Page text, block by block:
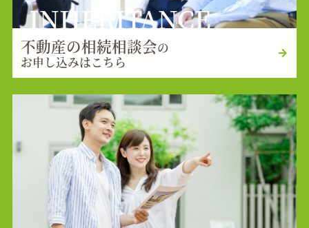
INHERITANCE
不動産の相続相談会の
お申し込みはこちら